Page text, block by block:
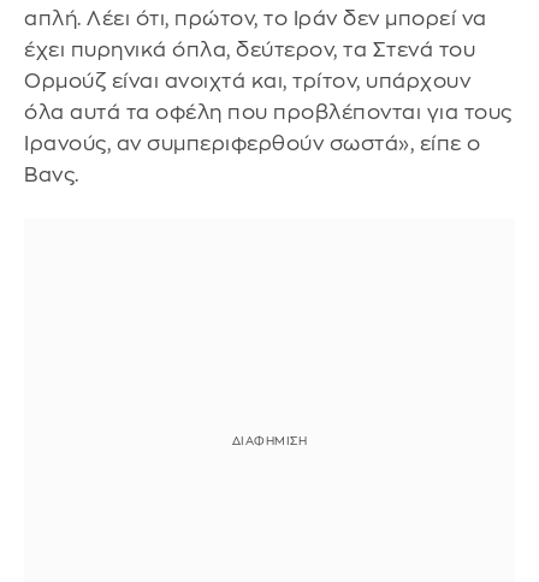
απλή. Λέει ότι, πρώτον, το Ιράν δεν μπορεί να
έχει πυρηνικά όπλα, δεύτερον, τα Στενά του
Ορμούζ είναι ανοιχτά και, τρίτον, υπάρχουν
όλα αυτά τα οφέλη που προβλέπονται για τους
Ιρανούς, αν συμπεριφερθούν σωστά», είπε ο
Βανς.